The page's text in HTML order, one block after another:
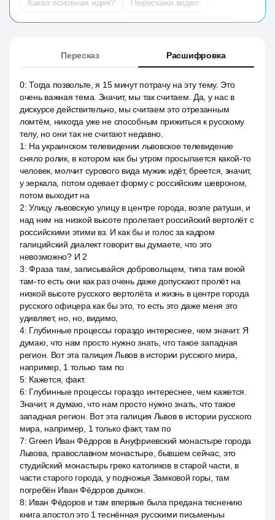
Какая основная идея?
Перескажи видео
Пересказ Расшифровка
0:Тогда позвольте, я 15 минут потрачу на эту тему. Это
очень важная тема. Значит, мы так считаем. Да, у нас в
дискурсе действительно, мы считаем это отрезанным
ломтём, никогда уже не способным прижиться к русскому
телу, но они так не считают недавно.
1 : На украинском телевидении львовское телевидение
сняло ролик, в котором как бы утром просыпается какой-то
человек, молчит сурового вида мужик идёт, бреется, значит,
у зеркала, потом одевает форму с российским шевроном,
потом выходит на
2:Улицу львовскую улицу в центре города, возле ратуши, и
над ним на низкой высоте пролетает российский вертолёт с
российскими этими вз. И как бы и голос за кадром
галицийский диалект говорит вы думаете, что это
невозможно? И 2
3:Фраза там, записывайся добровольцем, типа там воюй
там-то есть они как раз очень даже допускают пролёт на
низкой высоте русского вертолёта и жизнь в центре города
русского офицера как бы это, то есть это даже меня это
удивляет, но, но, видимо,
4: Глубинные процессы гораздо интереснее, чем значит. Я
думаю, что нам просто нужно знать, что такое западная
регион. Вот эта галиция Львов в истории русского мира,
например, 1 только там по
5: Кажется, факт.
6: Глубинные процессы гораздо интереснее, чем кажется.
Значит, я думаю, что нам просто нужно знать, что такое
западная регион. Вот эта галиция Львов в истории русского
мира, например, 1 только факт, там по
7:Green Иван Фёдоров в Ануфриевский монастыре города
Львова, православном монастыре, бывшем сейчас, это
студийский монастырь греко католиков в старой части, в
части старого города, у подножья Замковой горы, там
погребён Иван Фёдоров дьякон.
8: Иван Фёдоров и там впервые была предана теснению
книга апостол это 1 теснённая русскими письменыы